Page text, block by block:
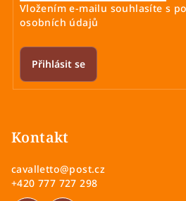
Vložením e-mailu souhlasíte s
osobních údajů
Přihlásit se
Kontakt
cavalletto@post.cz
+420 777 727 298